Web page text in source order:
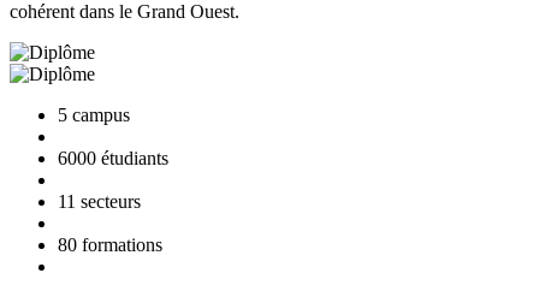
cohérent dans le Grand Ouest.
5 campus
6000 étudiants
11 secteurs
80 formations